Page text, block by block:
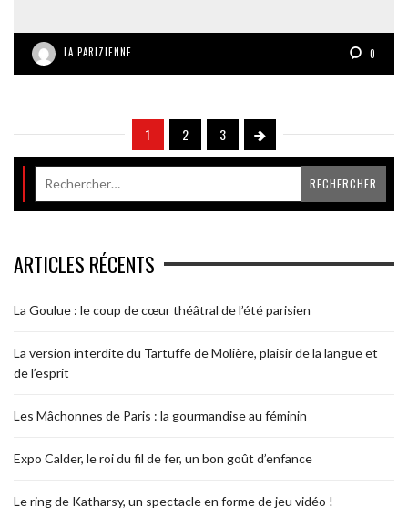
LA PARIZIENNE 0
1 2 3
ARTICLES RÉCENTS
La Goulue : le coup de cœur théâtral de l’été parisien
La version interdite du Tartuffe de Molière, plaisir de la langue et
de l’esprit
Les Mâchonnes de Paris : la gourmandise au féminin
Expo Calder, le roi du fil de fer, un bon goût d’enfance
Le ring de Katharsy, un spectacle en forme de jeu vidéo !